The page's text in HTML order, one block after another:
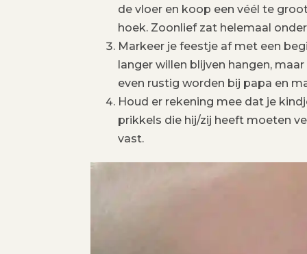
de vloer en koop een véél te
hoek. Zoonlief zat helemaal
Markeer je feestje af met een
langer willen blijven hangen,
even rustig worden bij papa en
Houd er rekening mee dat je
prikkels die hij/zij heeft moeten
vast.